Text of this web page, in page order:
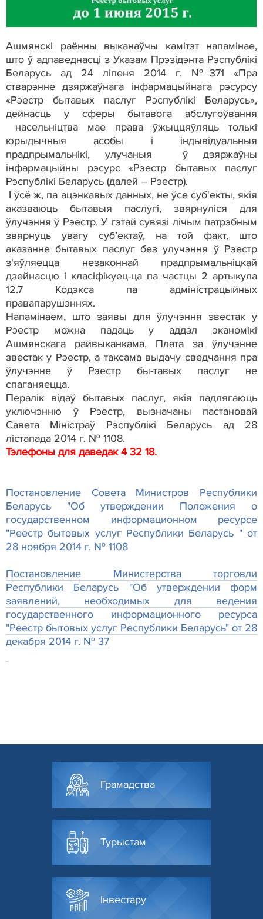
Ашмянскі раённы выканаўчы камітэт напамінае,
што ў адпаведнасці з Указам Прэзідэнта Рэспублікі
Беларусь ад 24 ліпеня 2014 г. №371 «Пра
стварэнне дзяржаўнага інфармацыйнага рэсурсу
«Рэестр бытавых паслуг Рэспублікі Беларусь»,
дейнасць у сферы бытавога абслугоўвання
насельніцтва мае права ўжыццяўляць толькі
юрыдычныя асобы і індывідуальныя
прадпрымальнікі, улучаныя ў дзяржаўны
інфармацыйны рэсурс «Рэестр бытавых паслуг
Рэспублікі Беларусь (далей – Рэестр).
І ўсё ж, па ацэнкавых данных, не ўсе суб'екты, якія
аказваюць бытавыя паслугі, звярнуліся для
ўлучэння ў Рэестр. У гэтай сувязі лічым патрэбным
звярнуць увагу суб’ектаў, на той факт, што
аказанне бытавых паслуг без улучэння ў Рэестр
з'яўляецца незаконнай прадпрымальніцкай
дзейнасцю і класіфікуец-ца па частцы 2 артыкула
12.7 Кодэкса па адміністрацыйных
правапарушэннях.
Напамінаем, што заявы для ўлучэння звестак у
Рэестр можна падаць у аддзл эканомікі
Ашмянскага райвыканкама. Плата за ўлучэнне
звестак у Рэестр, а таксама выдачу сведчання пра
ўлучэнне ў Рэестр бы-тавых паслуг не
спаганяецца.
Пералік відаў бытавых паслуг, якія падлягаюць
уключэнню ў Рэестр, вызначаны пастановай
Савета Міністраў Рэспублікі Беларусь ад 28
лістапада 2014 г. № 1108.
Тэлефоны для даведак 4 32 18.
Постановление Совета Министров Республики
Беларусь "Об утверждении Положения о
государственном информационном ресурсе
"Реестр бытовых услуг Республики Беларусь " от
28 ноября 2014 г. № 1108
Постановление Министерства торговли
Республики Беларусь "Об утверждении форм
заявлений, необходимых для ведения
государственного информационного ресурса
"Реестр бытовых услуг Республики Беларусь" от 28
декабря 2014 г. № 37
Грамадства
Турыстам
Інвестару